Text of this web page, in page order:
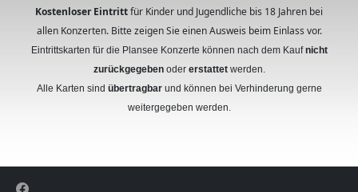
Kostenloser Eintrittfür Kinder und Jugendliche bis 18 Jahren bei
allen Konzerten. Bitte zeigen Sie einen Ausweis beim Einlass vor.
Eintrittskarten für die Plansee Konzerte können nach dem Kaufnicht
zurückgegebenoder erstattetwerden.
Alle Karten sind übertragbarund können bei Verhinderung gerne
weitergegeben werden.